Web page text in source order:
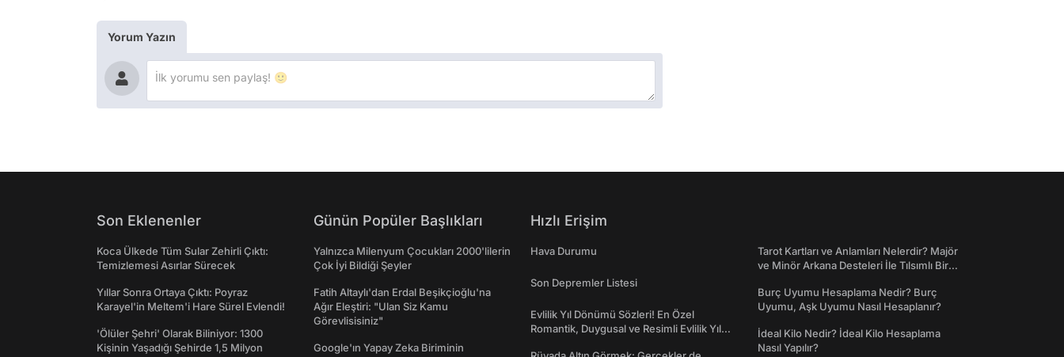
Yorum Yazın
Son Eklenenler
Koca Ülkede Tüm Sular Zehirli Çıktı:
Temizlemesi Asırlar Sürecek
Yıllar Sonra Ortaya Çıktı: Poyraz
Karayel'in Meltem'i Hare Sürel Evlendi!
'Ölüler Şehri' Olarak Biliniyor: 1300
Kişinin Yaşadığı Şehirde 1,5 Milyon
Günün Popüler Başlıkları
Yalnızca Milenyum Çocukları 2000'lilerin
Çok İyi Bildiği Şeyler
Fatih Altaylı'dan Erdal Beşikçioğlu'na
Ağır Eleştiri: "Ulan Siz Kamu
Görevlisisiniz"
Google'ın Yapay Zeka Biriminin
Hızlı Erişim
Hava Durumu
Son Depremler Listesi
Evlilik Yıl Dönümü Sözleri! En Özel
Romantik, Duygusal ve Resimli Evlilik Yıl
Tarot Kartları ve Anlamları Nelerdir? Majör
ve Minör Arkana Desteleri İle Tılsımlı Bir
Burç Uyumu Hesaplama Nedir? Burç
Uyumu, Aşk Uyumu Nasıl Hesaplanır?
İdeal Kilo Nedir? İdeal Kilo Hesaplama
Nasıl Yapılır?